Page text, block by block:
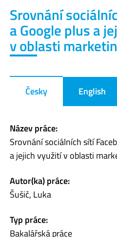
Srovnání
a Google plus a
v oblasti
Česky English
Název práce:
Srovnání sociálních sítí
a jejich využití v oblasti
Autor(ka) práce:
Šušič, Luka
Typ práce:
Bakalářská práce